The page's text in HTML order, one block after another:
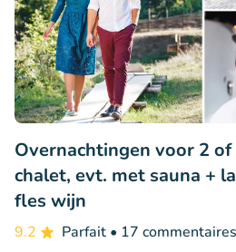
Overnachtingen voor 2
chalet, evt. met sauna +
fles wijn
9.2 Parfait • 17 commentaires